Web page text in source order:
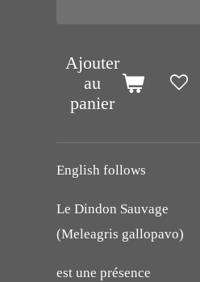
Ajouter
au
panier
English follows
Le Dindon Sauvage
(Meleagris gallopavo)
est une présence